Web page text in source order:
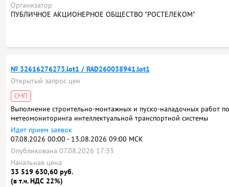
Организатор
ПУБЛИЧНОЕ АКЦИОНЕРНОЕ ОБЩЕСТВО "РОСТЕЛЕКОМ"
№ 32616276273.lot1 / RAD260038941.lot1
Открытый запрос цен
СМП
Выполнение строительно-монтажных и пуско-наладочных работ
метеомониторинга интеллектуальной транспортной системы
Идет прием заявок
07.08.2026 00:00 - 13.08.2026 09:00 МСК
Опубликована 07.08.2026 17:33
Начальная цена
33 519 630,60 руб.
(в т.ч. НДС 22%)